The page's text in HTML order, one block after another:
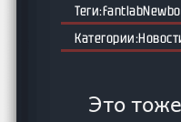
Это